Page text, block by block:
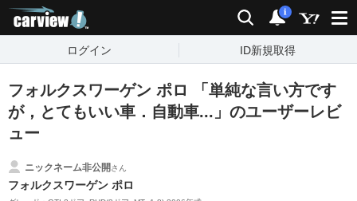
検索 通知
i
ログイン ID新規取得
フォルクスワーゲン ポロ 「単純な言い方です
が，とてもいい車．自動車...」のユーザーレビ
ュー
ニックネーム非公開さん
フォルクスワーゲン ポロ